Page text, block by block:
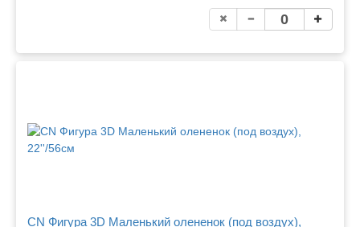
CN Фигура 3D Маленький олененок (под воздух),